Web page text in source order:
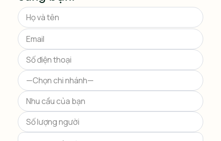
Please
leave
this
field
empty.